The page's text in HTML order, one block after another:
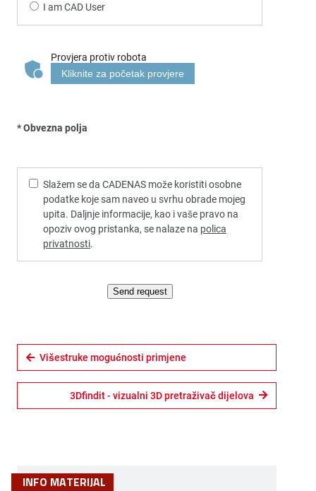
I am CAD User
Provjera protiv robota
Kliknite za početak provjere
* Obvezna polja
Slažem se da CADENAS može koristiti osobne
podatke koje sam naveo u svrhu obrade mojeg
upita. Daljnje informacije, kao i vaše pravo na
opoziv ovog pristanka, se nalaze na polica
privatnosti.
Send request
Višestruke mogućnosti primjene
3Dfindit - vizualni 3D pretraživač dijelova
INFO MATERIJAL